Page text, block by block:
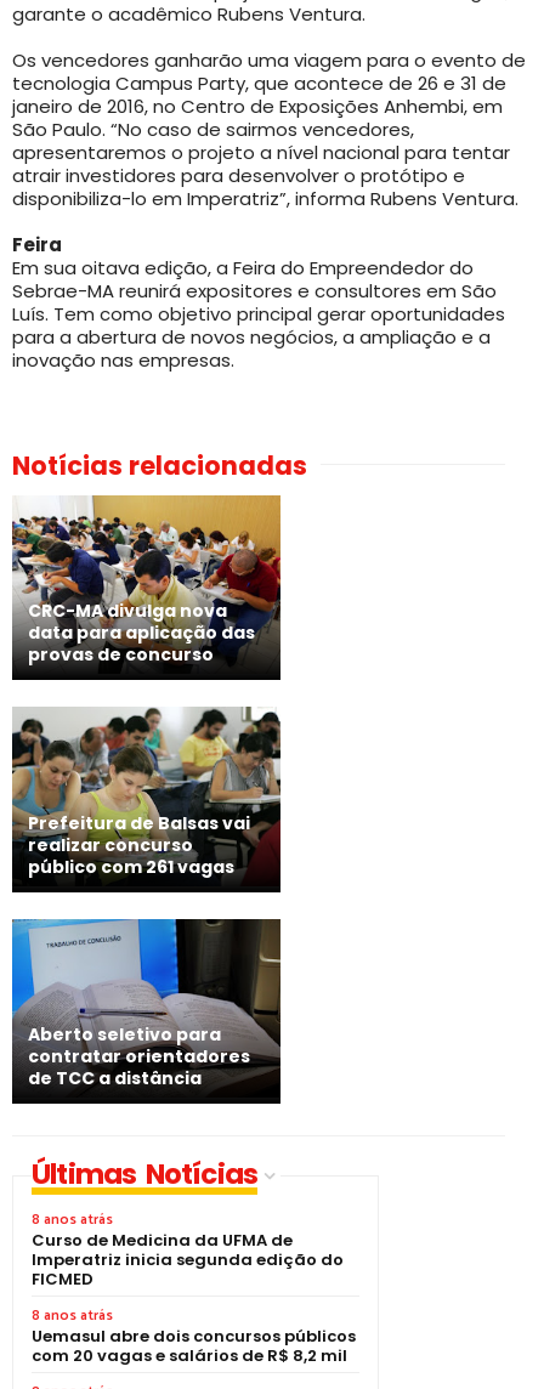
garante o acadêmico Rubens Ventura.
Os vencedores ganharão uma viagem para o evento de
tecnologia Campus Party, que acontece de 26 e 31 de
janeiro de 2016, no Centro de Exposições Anhembi, em
São Paulo. “No caso de sairmos vencedores,
apresentaremos o projeto a nível nacional para tentar
atrair investidores para desenvolver o protótipo e
disponibiliza-lo em Imperatriz”, informa Rubens Ventura.
Feira
Em sua oitava edição, a Feira do Empreendedor do
Sebrae-MA reunirá expositores e consultores em São
Luís. Tem como objetivo principal gerar oportunidades
para a abertura de novos negócios, a ampliação e a
inovação nas empresas.
Notícias relacionadas
CRC-MA divulga nova
data para aplicação das
provas de concurso
Prefeitura de Balsas vai
realizar concurso
público com 261 vagas
Aberto seletivo para
contratar orientadores
de TCC a distância
Últimas Notícias
8 anos atrás
Curso de Medicina da UFMA de
Imperatriz inicia segunda edição do
FICMED
8 anos atrás
Uemasul abre dois concursos públicos
com 20 vagas e salários de R$ 8,2 mil